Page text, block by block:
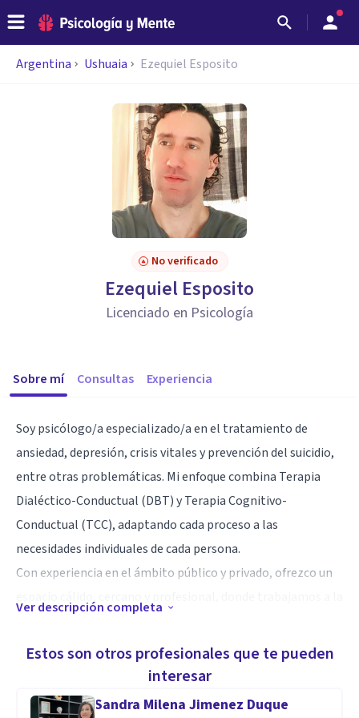
Argentina Ushuaia Ezequiel Esposito
No verificado
Ezequiel Esposito
Licenciado en Psicología
Sobre mí Consultas Experiencia
Soy psicólogo/a especializado/a en el tratamiento de
ansiedad, depresión, crisis vitales y prevención del suicidio,
entre otras problemáticas. Mi enfoque combina Terapia
Dialéctico-Conductual (DBT) y Terapia Cognitivo-
Conductual (TCC), adaptando cada proceso a las
necesidades individuales de cada persona.
Con experiencia en el ámbito público y privado, ofrezco un
bienestar. Si estás pasando por un momento difícil, aquí
encontrarás apoyo y herramientas para afrontarlo
Especialidad
Ver descripción completa
Estos son otros profesionales que te pueden
interesar
Sandra Milena Jimenez Duque